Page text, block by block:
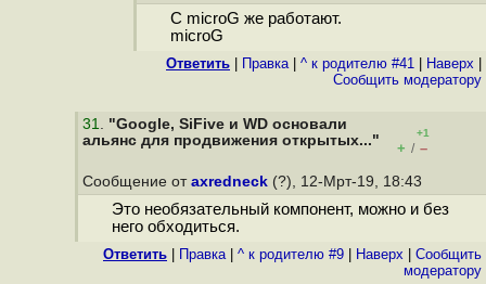
С microG же работают.
microG
Ответить Правка| ^ к родителю #41 Наверх
Cообщить модератору
31. "Google, SiFive и WD основали
альянс для продвижения открытых..."
+1
+ / –
Сообщение от axredneck (?), 12-Мрт-19, 18:43
Это необязательный компонент, можно и без
него обходиться.
Ответить Правка| ^ к родителю #9 Наверх
Cообщить
модератору